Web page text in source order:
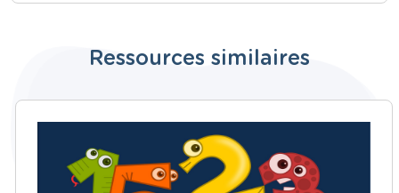
Ressources similaires